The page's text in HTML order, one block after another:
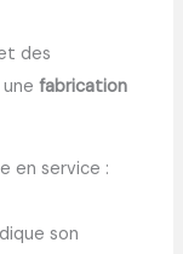
des
unefabrication
en service :
son